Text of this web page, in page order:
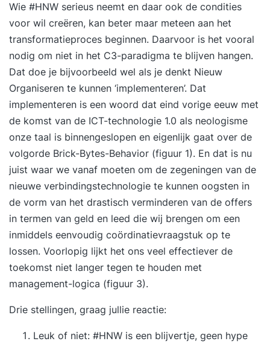
Wie #HNW serieus neemt en daar ook de condities
voor wil creëren, kan beter maar meteen aan het
transformatieproces beginnen. Daarvoor is het vooral
nodig om niet in het C3-paradigma te blijven hangen.
Dat doe je bijvoorbeeld wel als je denkt Nieuw
Organiseren te kunnen ‘implementeren’. Dat
implementeren is een woord dat eind vorige eeuw met
de komst van de ICT-technologie 1.0 als neologisme
onze taal is binnengeslopen en eigenlijk gaat over de
volgorde Brick-Bytes-Behavior (figuur 1). En dat is nu
juist waar we vanaf moeten om de zegeningen van de
nieuwe verbindingstechnologie te kunnen oogsten in
de vorm van het drastisch verminderen van de offers
in termen van geld en leed die wij brengen om een
inmiddels eenvoudig coördinatievraagstuk op te
lossen. Voorlopig lijkt het ons veel effectiever de
toekomst niet langer tegen te houden met
management-logica (figuur 3).
Drie stellingen, graag jullie reactie:
Leuk of niet: #HNW is een blijvertje, geen hype